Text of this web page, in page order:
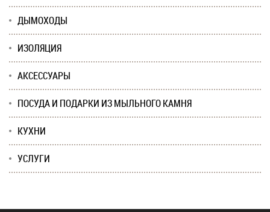
ДЫМОХОДЫ
ИЗОЛЯЦИЯ
АКСЕССУАРЫ
ПОСУДА И ПОДАРКИ ИЗ МЫЛЬНОГО КАМНЯ
КУХНИ
УСЛУГИ